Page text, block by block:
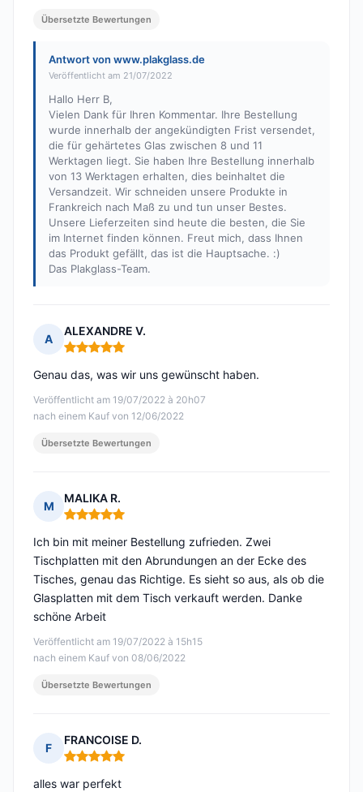
Übersetzte Bewertungen
Antwort von www.plakglass.de
Veröffentlicht am 21/07/2022
Hallo Herr B,
Vielen Dank für Ihren Kommentar. Ihre Bestellung
wurde innerhalb der angekündigten Frist versendet,
die für gehärtetes Glas zwischen 8 und 11
Werktagen liegt. Sie haben Ihre Bestellung innerhalb
von 13 Werktagen erhalten, dies beinhaltet die
Versandzeit. Wir schneiden unsere Produkte in
Frankreich nach Maß zu und tun unser Bestes.
Unsere Lieferzeiten sind heute die besten, die Sie
im Internet finden können. Freut mich, dass Ihnen
das Produkt gefällt, das ist die Hauptsache. :)
Das Plakglass-Team.
A
ALEXANDRE V.
Hinweis: 5 von 5
Veröffentlicht am 19/07/2022 à 20h07
nach einem Kauf von 12/06/2022
Genau das, was wir uns gewünscht haben.
Übersetzte Bewertungen
M
MALIKA R.
Hinweis: 5 von 5
Veröffentlicht am 19/07/2022 à 15h15
nach einem Kauf von 08/06/2022
Ich bin mit meiner Bestellung zufrieden. Zwei
Tischplatten mit den Abrundungen an der Ecke des
Tisches, genau das Richtige. Es sieht so aus, als ob die
Glasplatten mit dem Tisch verkauft werden. Danke
schöne Arbeit
Übersetzte Bewertungen
F
FRANCOISE D.
Hinweis: 5 von 5
alles war perfekt